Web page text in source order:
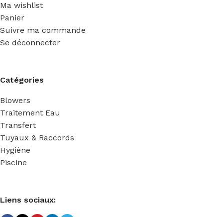
Ma wishlist
Panier
Suivre ma commande
Se déconnecter
Catégories
Blowers
Traitement Eau
Transfert
Tuyaux & Raccords
Hygiène
Piscine
Liens sociaux: